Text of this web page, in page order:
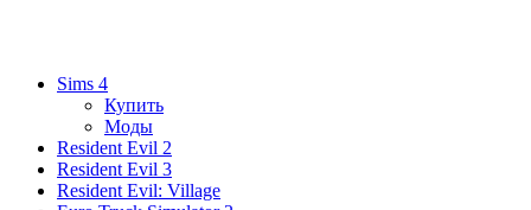
Sims 4
Купить
Моды
Resident Evil 2
Resident Evil 3
Resident Evil: Village